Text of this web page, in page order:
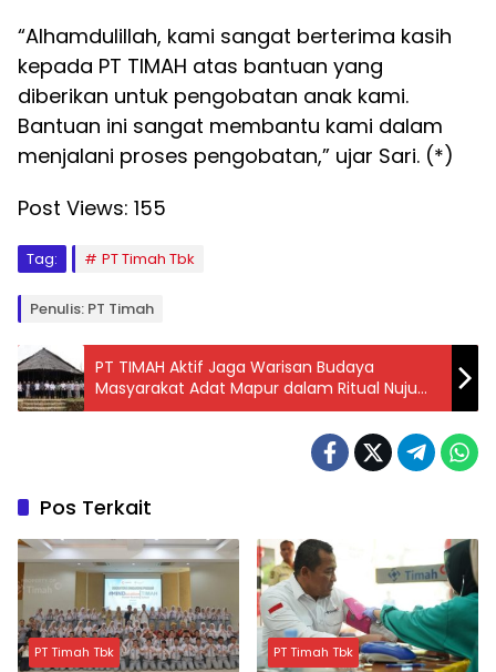
“Alhamdulillah, kami sangat berterima kasih
kepada PT TIMAH atas bantuan yang
diberikan untuk pengobatan anak kami.
Bantuan ini sangat membantu kami dalam
menjalani proses pengobatan,” ujar Sari. (*)
Post Views: 155
Tag: PT Timah Tbk
Penulis: PT Timah
PT TIMAH Aktif Jaga Warisan Budaya
Masyarakat Adat Mapur dalam Ritual Nuju
Jerami
Pos Terkait
PT Timah Tbk PT Timah Tbk